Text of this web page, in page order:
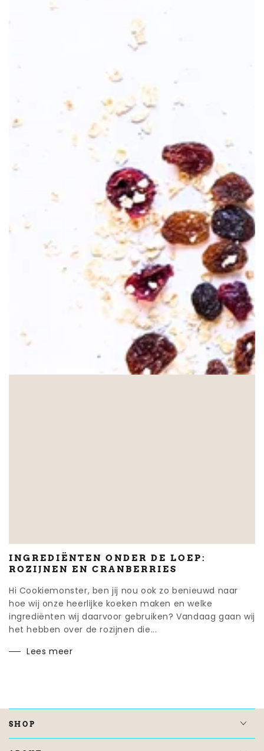
INGREDIËNTEN ONDER DE LOEP:
ROZIJNEN EN CRANBERRIES
Hi Cookiemonster, ben jij nou ook zo benieuwd naar
hoe wij onze heerlijke koeken maken en welke
ingrediënten wij daarvoor gebruiken? Vandaag gaan wij
het hebben over de rozijnen die...
Lees meer
SHOP